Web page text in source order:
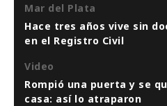
Mar del Plata
Hace tres años vive sin
en el Registro Civil
Video
Rompió una puerta y se
casa: así lo atraparon